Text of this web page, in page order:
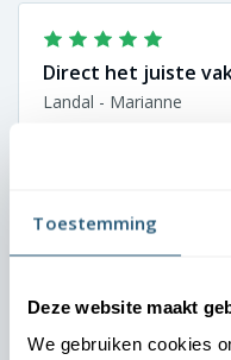
Toestemming
Deze website maakt
We gebruiken cookies
Direct het juiste
Landal - Marianne
Onze gasten moeten
ervaren. De vlaggen
verzorgd en
samenwerking.